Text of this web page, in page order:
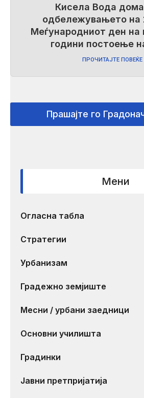
Кисела Вода
одбележувањето на
Меѓународниот ден на
години постоење
ПРОЧИТАЈТЕ ПОВЕЌЕ
Прашајте го
Мени
Огласна табла
Стратегии
Урбанизам
Градежно земјиште
Месни / урбани заедници
Основни училишта
Градинки
Јавни претпријатија